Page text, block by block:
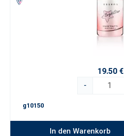
19.50 €
-
g10150
In den Warenkorb